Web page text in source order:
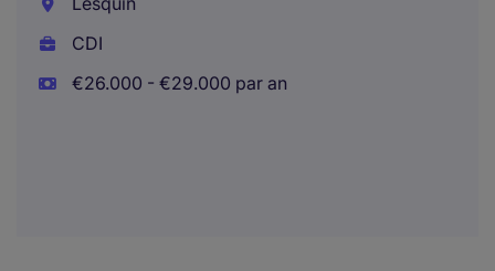
CDI
€26.000 - €29.000 par an